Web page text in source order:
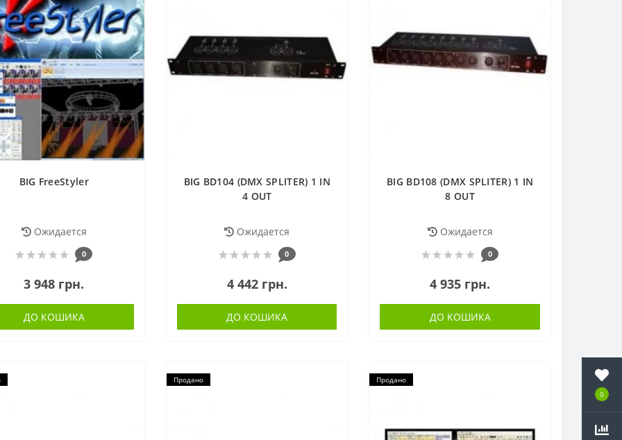
0
BIG FreeStyler
Ожидается
0
3 948 грн.
ДО КОШИКА
BIG BD104 (DMX SPLITER) 1 IN
4 OUT
Ожидается
0
4 442 грн.
ДО КОШИКА
BIG BD108 (DMX SPLITER) 1 IN
8 OUT
Ожидается
0
4 935 грн.
ДО КОШИКА
Продано Продано